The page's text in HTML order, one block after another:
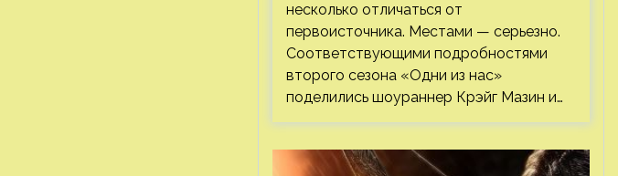
несколько отличаться от
первоисточника. Местами — серьезно.
Соответствующими подробностями
второго сезона «Одни из нас»
поделились шоураннер Крэйг Мазин и…